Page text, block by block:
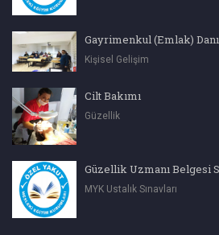
Gayrimenkul (Emlak)
Kişisel Gelişim
Cilt Bakımı
Güzellik
Güzellik Uzmanı Belgesi
MYK Ustalık Sınavları